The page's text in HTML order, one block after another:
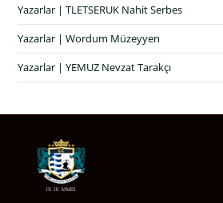
Yazarlar | TLETSERUK Nahit Serbes
Yazarlar | Wordum Müzeyyen
Yazarlar | YEMUZ Nevzat Tarakçı